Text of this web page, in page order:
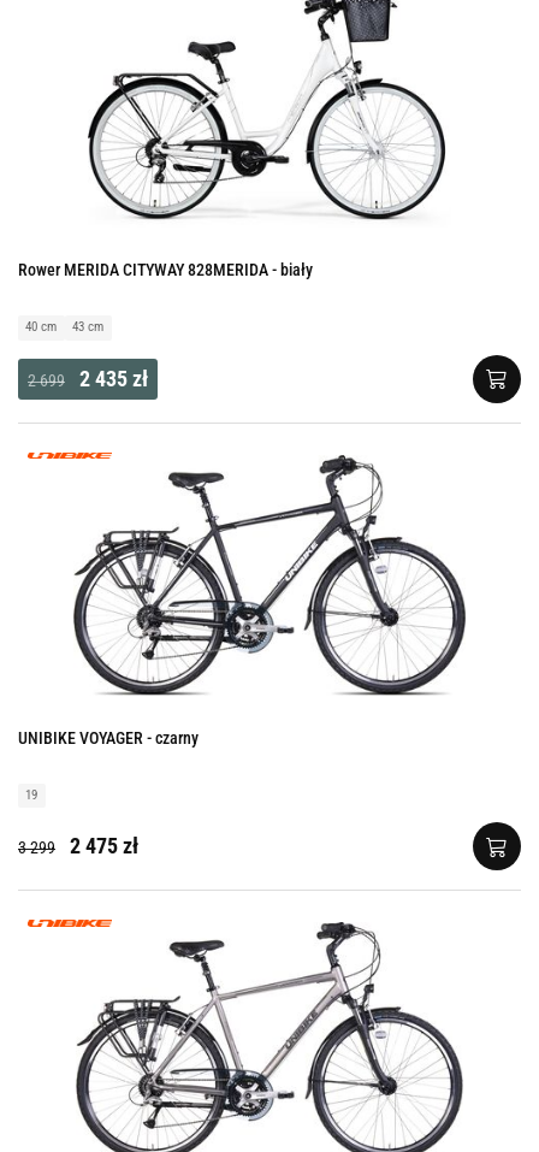
Rower MERIDA CITYWAY 828MERIDA - biały
40 cm 43 cm
2 699 2 435 zł
UNIBIKE VOYAGER - czarny
19
3 299 2 475 zł